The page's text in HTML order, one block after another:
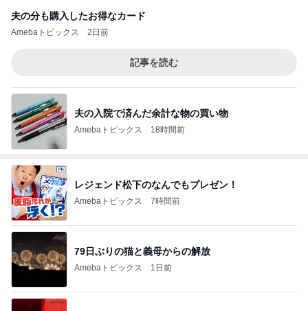
夫の分も購入したお得なカード
Amebaトピックス 2日前
記事を読む
夫の入院で済んだ余計な物の買い物
Amebaトピックス 18時間前
レジェンド松下のなんでもプレゼン！
Amebaトピックス 7時間前
79日ぶりの猫と義母からの解放
Amebaトピックス 1日前